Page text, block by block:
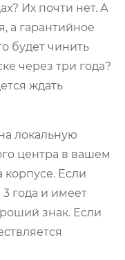
Их почти нет. А
а гарантийное
будет чинить
через три года?
ждать
локальную
центра в вашем
Если
года и имеет
знак. Если